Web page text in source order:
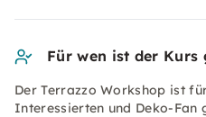
Für wen ist der Kurs
Der Terrazzo Workshop ist
Interessierten und Deko-